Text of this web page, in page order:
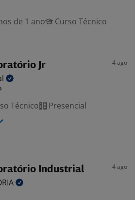
de 1 ano
Curso Técnico
Jr 4 ago
Técnico
Presencial
Industrial 4 ago